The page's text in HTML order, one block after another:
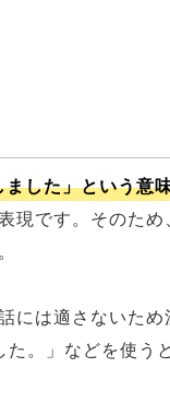
した」という意
現です。そのた
には適さないた
。」などを使う